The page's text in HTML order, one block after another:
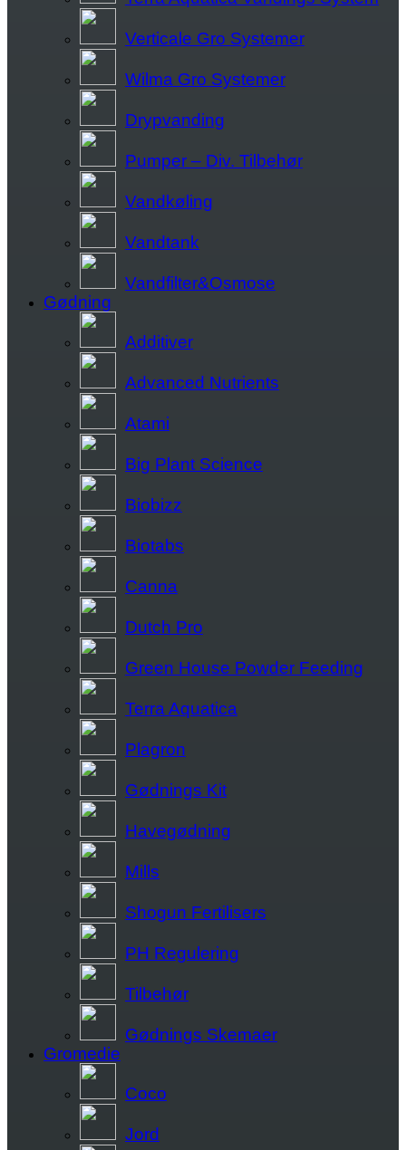
Verticale Gro Systemer
Wilma Gro Systemer
Drypvanding
Pumper – Div. Tilbehør
Vandkøling
Vandtank
Vandfilter&Osmose
Gødning
Additiver
Advanced Nutrients
Atami
Big Plant Science
Biobizz
Biotabs
Canna
Dutch Pro
Green House Powder Feeding
Terra Aquatica
Plagron
Gødnings Kit
Havegødning
Mills
Shogun Fertilisers
PH Regulering
Tilbehør
Gødnings Skemaer
Gromedie
Coco
Jord